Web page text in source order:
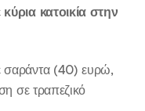
κύρια κατοικία στην
σαράντα (40) ευρώ,
σε τραπεζικό